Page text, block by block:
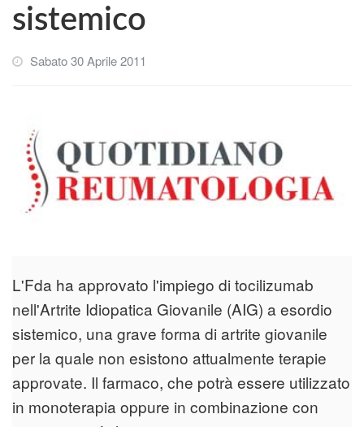
sistemico
Sabato 30 Aprile 2011
L'Fda ha approvato l'impiego di tocilizumab
nell'Artrite Idiopatica Giovanile (AIG) a esordio
sistemico, una grave forma di artrite giovanile
per la quale non esistono attualmente terapie
approvate. Il farmaco, che potrà essere utilizzato
in monoterapia oppure in combinazione con